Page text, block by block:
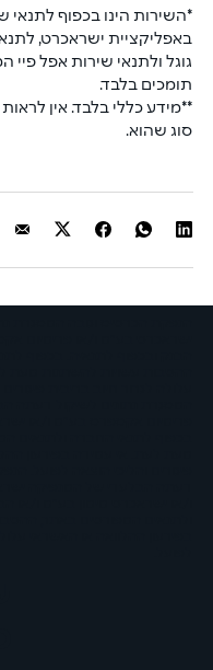
*השירות הינו בכפוף לתנאי
באפליקציית ישראכרט,
גוגל ולתנאי שירות אפל פיי
תומכים בלבד.
**מידע כללי בלבד. אין
סוג שהוא.